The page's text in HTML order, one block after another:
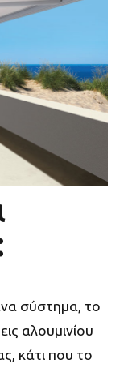
σύστημα, το
αλουμινίου
κάτι που το